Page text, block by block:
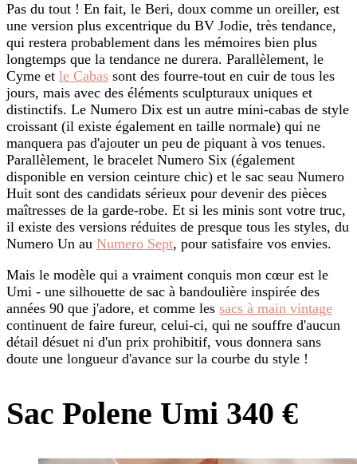
Pas du tout ! En fait, le Beri, doux comme un oreiller, est
une version plus excentrique du BV Jodie, très tendance,
qui restera probablement dans les mémoires bien plus
longtemps que la tendance ne durera. Parallèlement, le
Cyme et le Cabas sont des fourre-tout en cuir de tous les
jours, mais avec des éléments sculpturaux uniques et
distinctifs. Le Numero Dix est un autre mini-cabas de style
croissant (il existe également en taille normale) qui ne
manquera pas d'ajouter un peu de piquant à vos tenues.
Parallèlement, le bracelet Numero Six (également
disponible en version ceinture chic) et le sac seau Numero
Huit sont des candidats sérieux pour devenir des pièces
maîtresses de la garde-robe. Et si les minis sont votre truc,
il existe des versions réduites de presque tous les styles, du
Numero Un au Numero Sept, pour satisfaire vos envies.
Mais le modèle qui a vraiment conquis mon cœur est le
Umi - une silhouette de sac à bandoulière inspirée des
années 90 que j'adore, et comme les sacs à main vintage
continuent de faire fureur, celui-ci, qui ne souffre d'aucun
détail désuet ni d'un prix prohibitif, vous donnera sans
doute une longueur d'avance sur la courbe du style !
Sac Polene Umi 340 €